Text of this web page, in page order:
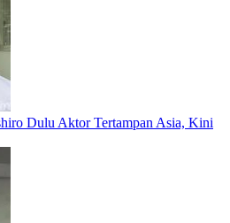
Dulu Aktor Tertampan Asia, Kini